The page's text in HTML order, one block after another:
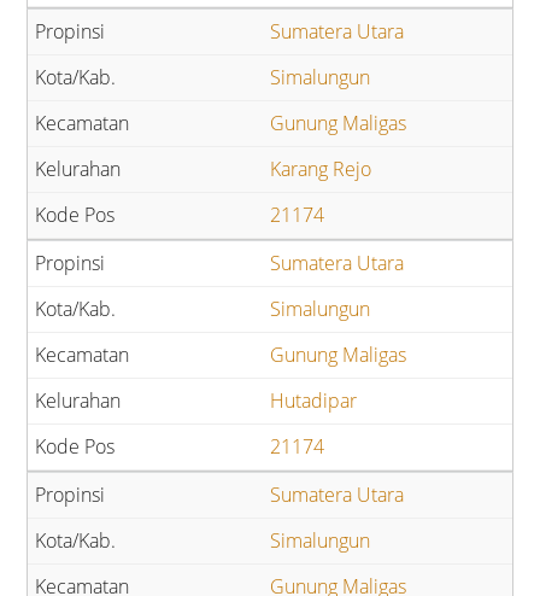
Sumatera Utara
Simalungun
Gunung Maligas
Karang Rejo
21174
Sumatera Utara
Simalungun
Gunung Maligas
Hutadipar
21174
Sumatera Utara
Simalungun
Gunung Maligas